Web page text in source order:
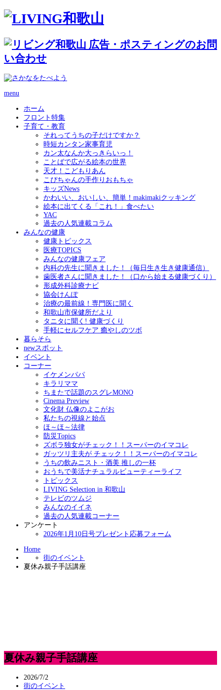
menu
ホーム
フロント特集
子育て・教育
それってうちの子だけですか？
時短カンタン家事育児
カン太なんか大っきらいっ！
ことばで広がる絵本の世界
天才！こどもりあん
こぴちゃんの手作りおもちゃ
キッズNews
かわいい、おいしい、簡単！makimakiクッキング
絵本に出てくる「これ！」食べたい
YAC
過去の人気連載コラム
みんなの健康
健康トピックス
医療TOPICS
みんなの健康フェア
内科の先生に聞きました！（毎日生き生き健康通信）
歯医者さんに聞きました！（口から始まる健康づくり）
形成外科診療ナビ
協会けんぽ
治療の最前線！専門医に聞く
和歌山市保健所だより
タニタに聞く! 健康づくり
手軽にセルフケア 癒やしのツボ
暮らそら
newスポット
イベント
コーナー
イケメンパパ
キラリママ
ちまたで話題のスグレMONO
Cinema Preview
文化財 仏像のよこがお
私たちの視線と始点
ほ～ほ～法律
防災Topics
ズボラ独女がチェック！！スーパーのイマコレ
ガッツリ主夫が チェック！！スーパーのイマコレ
うちの飲みニスト・酒美 推しの一杯
おうちで美活ナチュラルビューティーライフ
トピックス
LIVING Selection in 和歌山
テレビのツムジ
みんなのイイネ
過去の人気連載コーナー
アンケート
2026年1月10日号プレゼント応募フォーム
Home
街のイベント
夏休み親子手話講座
夏休み親子手話講座
2026/7/2
街のイベント